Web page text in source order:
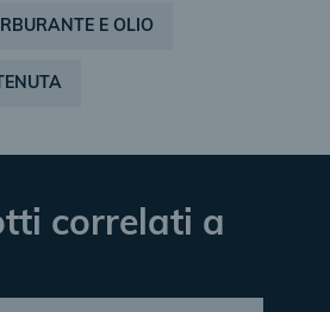
E OLIO
correlati a